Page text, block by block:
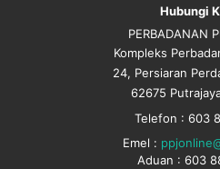
Hubungi
PERBADANAN
Kompleks
24, Persiaran
62675
Telefon : 603
Emel :
Aduan : 603